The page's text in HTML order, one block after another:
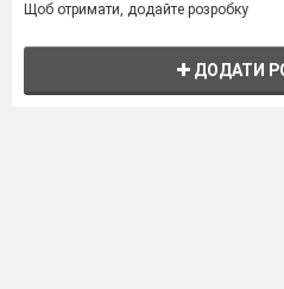
Щоб отримати, додайте розробку
ДОДАТИ